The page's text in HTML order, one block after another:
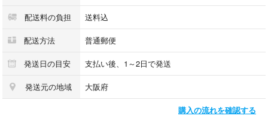
ステッカーサイズの参考になさってください。
＊海外製品になります。印刷ミス・ズレ
小さな傷、カットのズレ等がある場合がございます。
ご理解いただける方のみご購入下さいませ。
＊カメラアプリ、閲覧するスマホ機種によって
色味が実物と若干異なる場合がございます。
配送料の負担 送料込
配送方法 普通郵便
発送日の目安 支払い後、1～2日で発送
発送元の地域 大阪府
購入の流れを確認する